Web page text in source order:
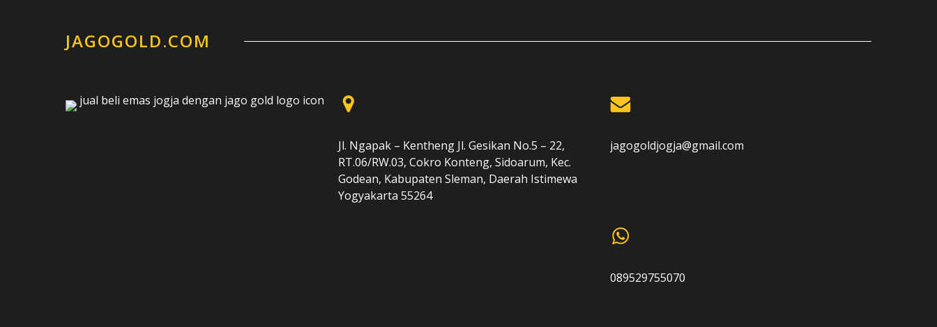
JAGOGOLD.COM
Jl. Ngapak – Kentheng Jl. Gesikan No.5 – 22,
RT.06/RW.03, Cokro Konteng, Sidoarum, Kec.
Godean, Kabupaten Sleman, Daerah Istimewa
Yogyakarta 55264
jagogoldjogja@gmail.com
089529755070